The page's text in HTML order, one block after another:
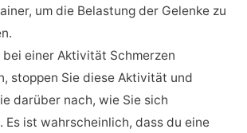
um die Belastung der Gelenke zu
bei einer Aktivität Schmerzen
stoppen Sie diese Aktivität und
darüber nach, wie Sie sich
Es ist wahrscheinlich, dass du eine